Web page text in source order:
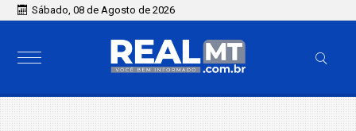
Sábado, 08 de Agosto de 2026